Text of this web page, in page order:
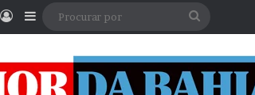
EntrarBarra Lateral